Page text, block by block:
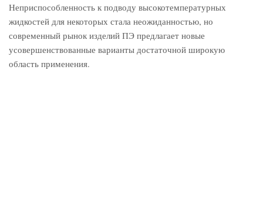
Неприспособленность к подводу высокотемпературных
жидкостей для некоторых стала неожиданностью, но
современный рынок изделий ПЭ предлагает новые
усовершенствованные варианты достаточной широкую
область применения.